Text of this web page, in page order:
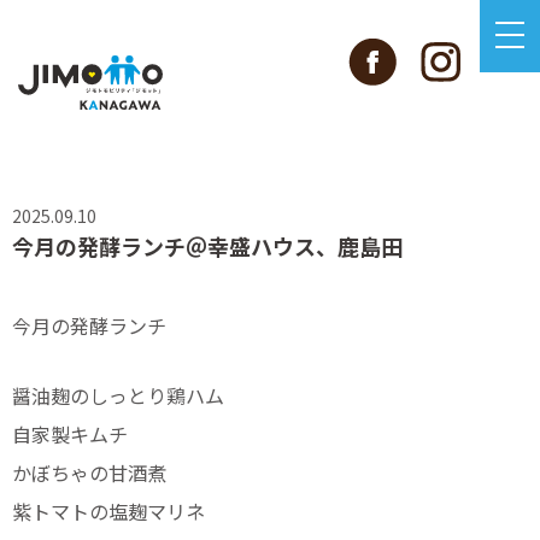
2025.09.10
今月の発酵ランチ＠幸盛ハウス、鹿島田
今月の発酵ランチ
醤油麹のしっとり鶏ハム
自家製キムチ
かぼちゃの甘酒煮
紫トマトの塩麹マリネ